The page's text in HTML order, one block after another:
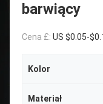
barwiący
Cena £: US $0.05-
Kolor
Materiał